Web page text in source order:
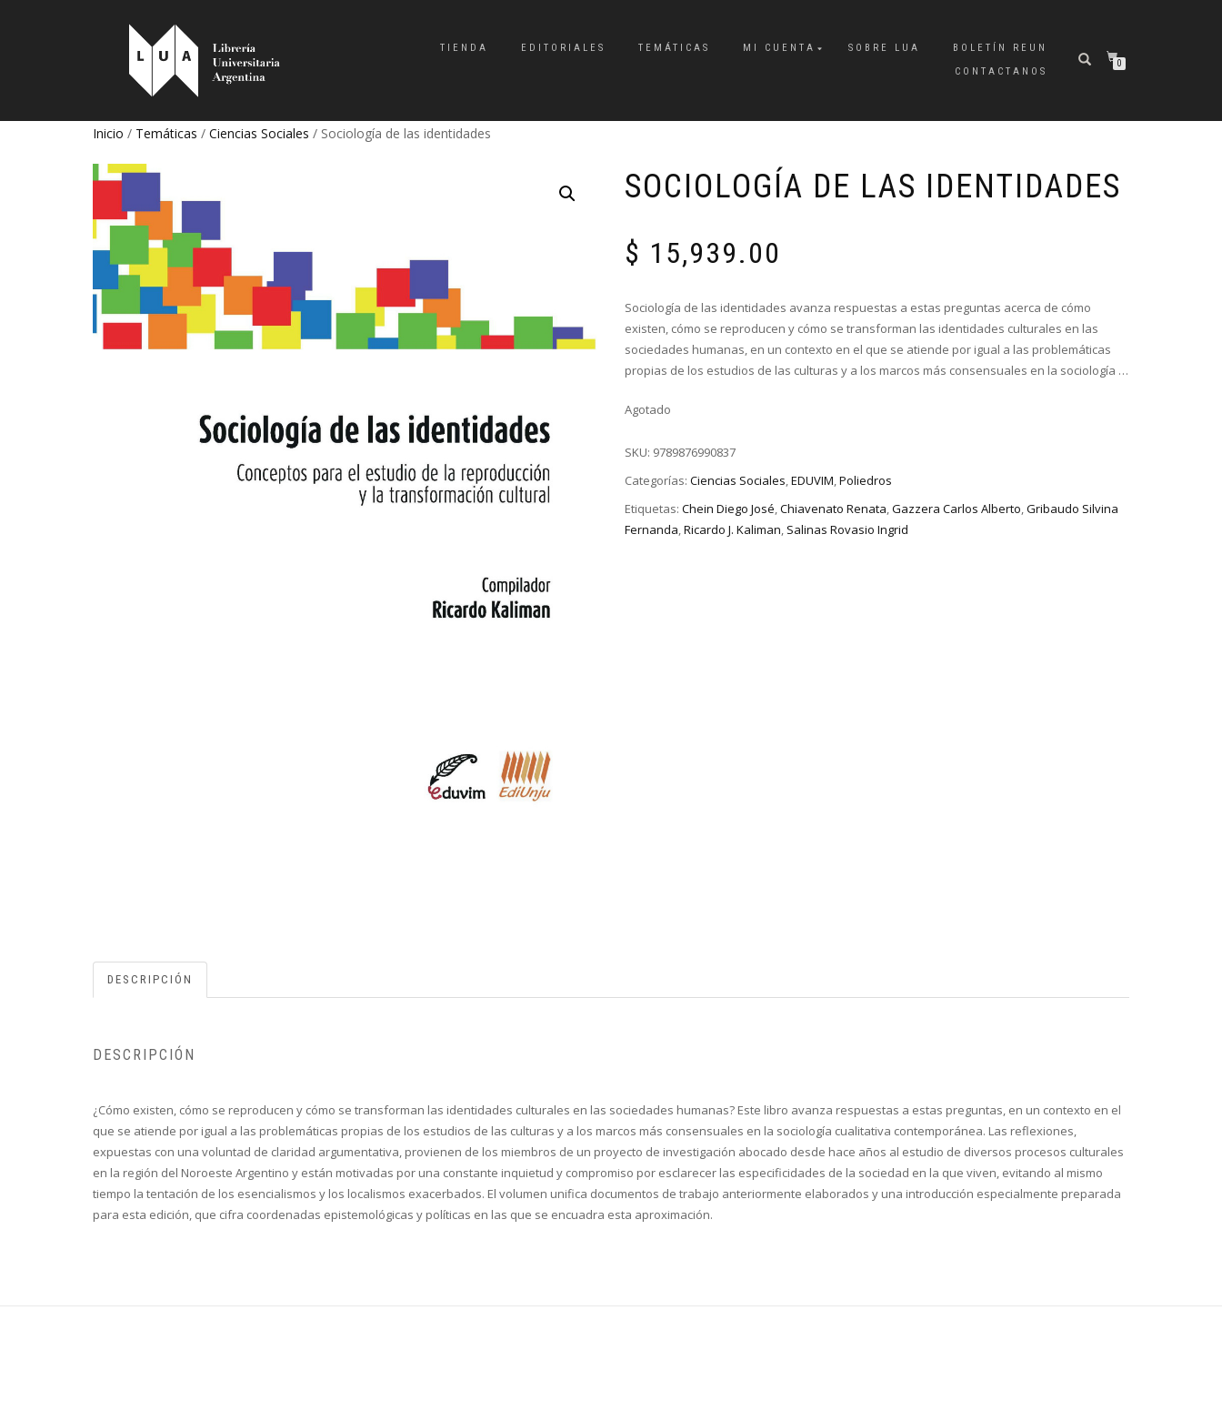
TIENDA EDITORIALES TEMÁTICAS MI CUENTA SOBRE LUA
BOLETÍN REUN
CONTACTANOS
0
Inicio / Temáticas / Ciencias Sociales / Sociología de las identidades
SOCIOLOGÍA DE LAS IDENTIDADES
$ 15,939.00
Sociología de las identidades avanza respuestas a estas preguntas acerca de cómo
existen, cómo se reproducen y cómo se transforman las identidades culturales en las
sociedades humanas, en un contexto en el que se atiende por igual a las problemáticas
propias de los estudios de las culturas y a los marcos más consensuales en la sociología …
Agotado
SKU: 9789876990837
Categorías: Ciencias Sociales,EDUVIM,Poliedros
Etiquetas: Chein Diego José,Chiavenato Renata,Gazzera Carlos Alberto,Gribaudo Silvina
Fernanda,Ricardo J. Kaliman, Salinas Rovasio Ingrid
DESCRIPCIÓN
DESCRIPCIÓN
¿Cómo existen, cómo se reproducen y cómo se transforman las identidades culturales en las sociedades humanas? Este libro avanza respuestas a estas preguntas, en un contexto en el
que se atiende por igual a las problemáticas propias de los estudios de las culturas y a los marcos más consensuales en la sociología cualitativa contemporánea. Las reflexiones,
expuestas con una voluntad de claridad argumentativa, provienen de los miembros de un proyecto de investigación abocado desde hace años al estudio de diversos procesos culturales
en la región del Noroeste Argentino y están motivadas por una constante inquietud y compromiso por esclarecer las especificidades de la sociedad en la que viven, evitando al mismo
tiempo la tentación de los esencialismos y los localismos exacerbados. El volumen unifica documentos de trabajo anteriormente elaborados y una introducción especialmente preparada
para esta edición, que cifra coordenadas epistemológicas y políticas en las que se encuadra esta aproximación.